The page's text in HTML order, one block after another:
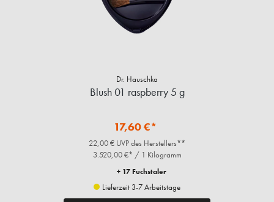
Dr. Hauschka
Blush 01 raspberry 5 g
17,60 €*
22,00 € UVP des Herstellers**
3.520,00 €* / 1 Kilogramm
+ 17 Fuchstaler
Lieferzeit 3-7 Arbeitstage